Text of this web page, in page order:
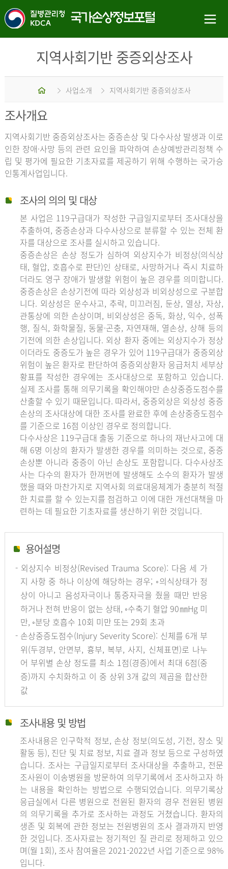
지역사회기반 중증외상조사
홈 사업소개 지역사회기반 중증외상조사
조사개요
지역사회기반 중증외상조사는 중증손상 및 다수사상 발생과 이로
인한 장애·사망 등의 관련 요인을 파악하여 손상예방관리정책 수
립 및 평가에 필요한 기초자료를 제공하기 위해 수행하는 국가승
인통계사업입니다.
조사의 의의 및 대상
본 사업은 119구급대가 작성한 구급일지로부터 조사대상을
추출하여, 중증손상과 다수사상으로 분류할 수 있는 전체 환
자를 대상으로 조사를 실시하고 있습니다.
중증손상은 손상 정도가 심하여 외상지수가 비정상(의식상
태, 혈압, 호흡수로 판단)인 상태로, 사망하거나 즉시 치료하
더라도 영구 장애가 발생할 위험이 높은 경우를 의미합니다.
중증손상은 손상기전에 따라 외상성과 비외상성으로 구분합
니다. 외상성은 운수사고, 추락, 미끄러짐, 둔상, 열상, 자상,
관통상에 의한 손상이며, 비외상성은 중독, 화상, 익수, 성폭
행, 질식, 화학물질, 동물·곤충, 자연재해, 열손상, 상해 등의
기전에 의한 손상입니다. 외상 환자 중에는 외상지수가 정상
이더라도 중증도가 높은 경우가 있어 119구급대가 중증외상
위험이 높은 환자로 판단하여 중증외상환자 응급처치 세부상
황표를 작성한 경우에는 조사대상으로 포함하고 있습니다.
실제 조사를 통해 의무기록을 확인해야만 손상중증도점수를
산출할 수 있기 때문입니다. 따라서, 중증외상은 외상성 중증
손상의 조사대상에 대한 조사를 완료한 후에 손상중증도점수
를 기준으로 16점 이상인 경우로 정의합니다.
다수사상은 119구급대 출동 기준으로 하나의 재난사고에 대
해 6명 이상의 환자가 발생한 경우를 의미하는 것으로, 중증
손상뿐 아니라 중증이 아닌 손상도 포함합니다. 다수사상조
사는 다수의 환자가 한꺼번에 발생해도 소수의 환자가 발생
했을 때와 마찬가지로 지역사회 의료대응체계가 충분히 적절
한 치료를 할 수 있는지를 점검하고 이에 대한 개선대책을 마
련하는 데 필요한 기초자료를 생산하기 위한 것입니다.
용어설명
- 외상지수 비정상(Revised Trauma Score): 다음 세 가
지 사항 중 하나 이상에 해당하는 경우; ◦의식상태가 정
상이 아니고 음성자극이나 통증자극을 줬을 때만 반응
하거나 전혀 반응이 없는 상태, ◦수축기 혈압 90㎜Hg 미
만, ◦분당 호흡수 10회 미만 또는 29회 초과
- 손상중증도점수(Injury Severity Score): 신체를 6개 부
위(두경부, 안면부, 흉부, 복부, 사지, 신체표면)로 나누
어 부위별 손상 정도를 최소 1점(경증)에서 최대 6점(중
증)까지 수치화하고 이 중 상위 3개 값의 제곱을 합산한
값
조사내용 및 방법
조사내용은 인구학적 정보, 손상 정보(의도성, 기전, 장소 및
활동 등), 진단 및 치료 정보, 치료 결과 정보 등으로 구성하였
습니다. 조사는 구급일지로부터 조사대상을 추출하고, 전문
조사원이 이송병원을 방문하여 의무기록에서 조사하고자 하
는 내용을 확인하는 방법으로 수행되었습니다. 의무기록상
응급실에서 다른 병원으로 전원된 환자의 경우 전원된 병원
의 의무기록을 추가로 조사하는 과정도 거쳤습니다. 환자의
생존 및 회복에 관한 정보는 전원병원의 조사 결과까지 반영
한 것입니다. 조사자료는 정기적인 질 관리로 정제하고 있으
며(월 1회), 조사 참여율은 2021-2022년 사업 기준으로 98%
입니다.